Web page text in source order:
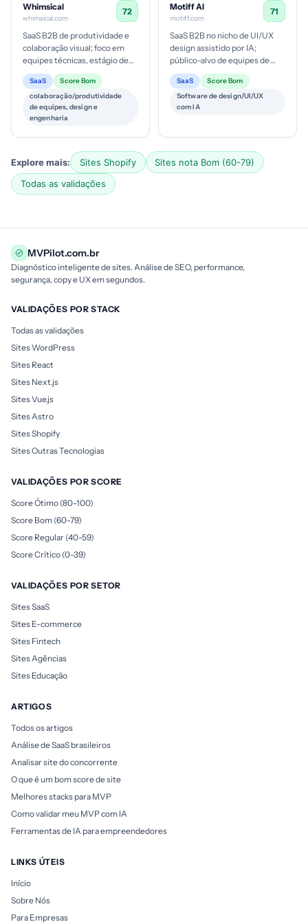
Whimsical
whimsical.com
72
SaaS B2B de produtividade e
colaboração visual; foco em
equipes técnicas, estágio de
maturidade digital crescente,
ticket provável modera...
SaaS
Score Bom
colaboração/produtividade
de equipes, design e
engenharia
Motiff AI
motiff.com
71
SaaS B2B no nicho de UI/UX
design assistido por IA;
público-alvo de equipes de
design/frontend; estágio de
maturidade digital elevado,
co...
SaaS
Score Bom
Software de design/UI/UX
com IA
Explore mais: Sites Shopify
Sites nota Bom (60-79)
Todas as validações
MVPilot.com.br
Diagnóstico inteligente de sites. Análise de SEO, performance,
segurança, copy e UX em segundos.
VALIDAÇÕES POR STACK
Todas as validações
Sites WordPress
Sites React
Sites Next.js
Sites Vue.js
Sites Astro
Sites Shopify
Sites Outras Tecnologias
VALIDAÇÕES POR SCORE
Score Ótimo (80-100)
Score Bom (60-79)
Score Regular (40-59)
Score Crítico (0-39)
VALIDAÇÕES POR SETOR
Sites SaaS
Sites E-commerce
Sites Fintech
Sites Agências
Sites Educação
ARTIGOS
Todos os artigos
Análise de SaaS brasileiros
Analisar site do concorrente
O que é um bom score de site
Melhores stacks para MVP
Como validar meu MVP com IA
Ferramentas de IA para empreendedores
LINKS ÚTEIS
Início
Sobre Nós
Para Empresas